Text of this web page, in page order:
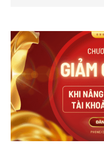
Sidebar
chính